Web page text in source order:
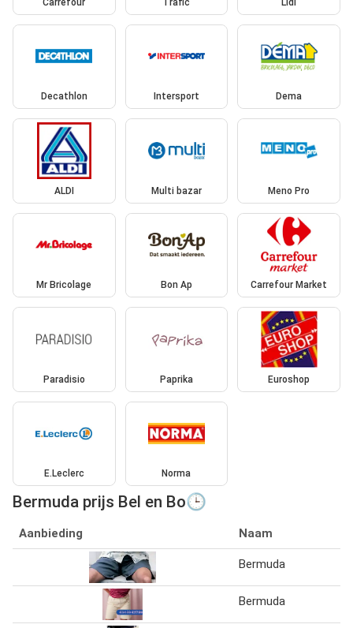
Carrefour Trafic Lidl
Decathlon Intersport Dema
ALDI Multi bazar Meno Pro
Mr Bricolage Bon Ap Carrefour Market
Paradisio Paprika Euroshop
E.Leclerc Norma
Bermuda prijs Bel en Bo🕒
Aanbieding Naam
Bermuda
Bermuda